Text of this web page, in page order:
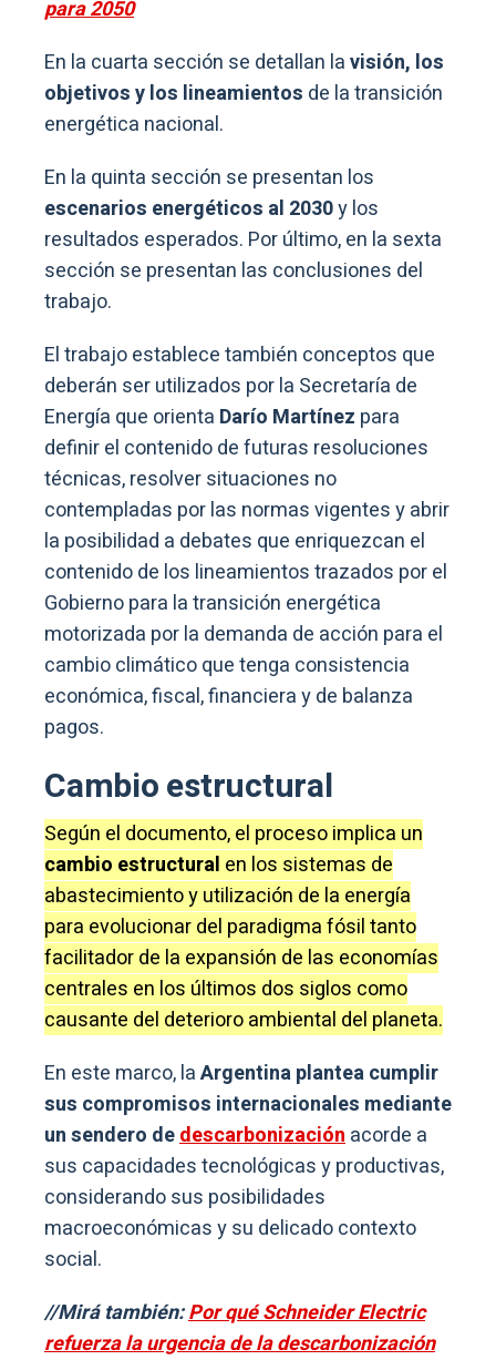
para 2050
En la cuarta sección se detallan lavisión, los
objetivos y los lineamientos de la transición
energética nacional.
En la quinta sección se presentan los
escenarios energéticos al 2030y los
resultados esperados. Por último, en la sexta
sección se presentan las conclusiones del
trabajo.
El trabajo establece también conceptos que
deberán ser utilizados por la Secretaría de
Energía que orienta Darío Martínez para
definir el contenido de futuras resoluciones
técnicas, resolver situaciones no
contempladas por las normas vigentes y abrir
la posibilidad a debates que enriquezcan el
contenido de los lineamientos trazados por el
Gobierno para la transición energética
motorizada por la demanda de acción para el
cambio climático que tenga consistencia
económica, fiscal, financiera y de balanza
pagos.
Cambio estructural
Según el documento, el proceso implica un
cambio estructural en los sistemas de
abastecimiento y utilización de la energía
para evolucionar del paradigma fósil tanto
facilitador de la expansión de las economías
centrales en los últimos dos siglos como
causante del deterioro ambiental del planeta.
En este marco, laArgentina plantea cumplir
sus compromisos internacionales mediante
un sendero dedescarbonizaciónacorde a
sus capacidades tecnológicas y productivas,
considerando sus posibilidades
macroeconómicas y su delicado contexto
social.
//Mirá también:Por qué Schneider Electric
refuerza la urgencia de la descarbonización